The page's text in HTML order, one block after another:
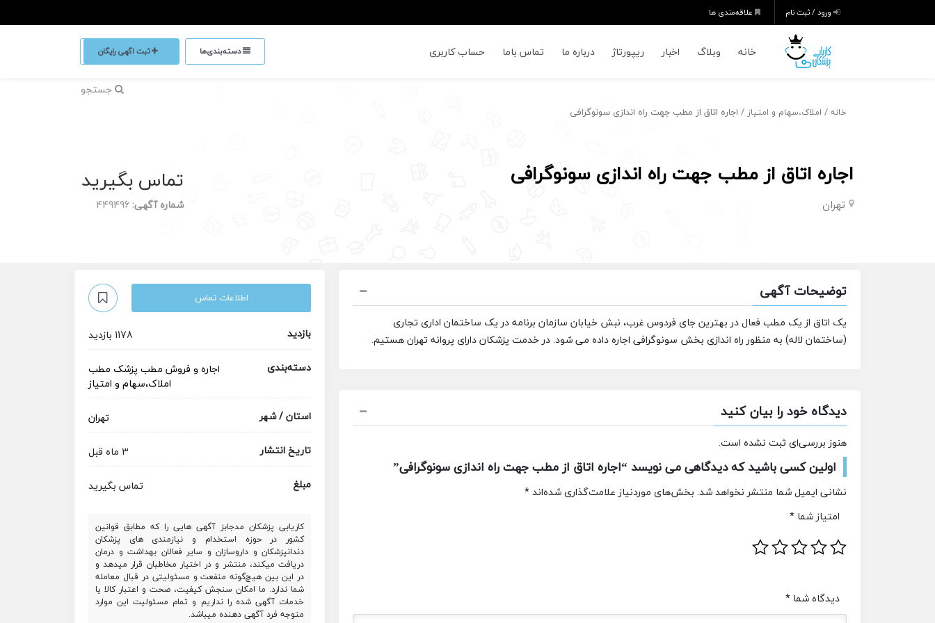
ورود / ثبت نام علاقه‌مندی ها
خانه وبلاگ اخبار ریپورتاژ درباره ما تماس باما حساب کاربری دسته‌بندی‌ها ثبت اگهی رایگان
جستجو
خانه / املاک،سهام و امتیاز / اجاره اتاق از مطب جهت راه اندازی سونوگرافی
اجاره اتاق از مطب جهت راه اندازی سونوگرافی
تهران
تماس بگیرید
شماره آگهی: 449496
توضیحات آگهی
یک اتاق از یک مطب فعال در بهترین جای فردوس غرب، نبش خیابان سازمان برنامه در یک ساختمان اداری تجاری
(ساختمان لاله) به منظور راه اندازی بخش سونوگرافی اجاره داده می شود.در خدمت پزشکان دارای پروانه تهران هستیم.
دیدگاه خود را بیان کنید
هنوز بررسی‌ای ثبت نشده است.
اولین کسی باشید که دیدگاهی می نویسد “اجاره اتاق از مطب جهت راه اندازی سونوگرافی”
نشانی ایمیل شما منتشر نخواهد شد. بخش‌های موردنیاز علامت‌گذاری شده‌اند*
امتیاز شما *
دیدگاه شما *
اطلاعات تماس
بازدید
1178 بازدید
دسته‌بندی
اجاره و فروش مطب پزشک مطب
املاک،سهام و امتیاز
استان / شهر
تهران
تاریخ انتشار
3 ماه قبل
مبلغ
تماس بگیرید
کاریابی پزشکان مدجابز آگهی هایی را که مطابق قوانین
کشور در حوزه استخدام و نیازمندی های پزشکان
دندانپزشکان و داروسازان و سایر فعالان بهداشت و درمان
دریافت میکند، منتشر و در اختیار مخاطبان قرار میدهد و
در این بین هیچ‌گونه منفعت و مسئولیتی در قبال معامله
شما ندارد. ما امکان سنجش کیفیت، صحت و اعتبار کالا یا
خدمات آگهی شده را نداریم و تمام مسئولیت این موارد
متوجه فرد آگهی دهنده میباشد.